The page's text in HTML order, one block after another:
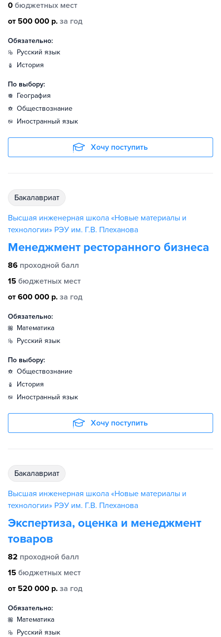
0 бюджетных мест
от 500 000 р. за год
Обязательно:
русский язык
история
По выбору:
география
обществознание
иностранный язык
Хочу поступить
бакалавриат
Высшая инженерная школа «Новые материалы и
технологии» РЭУ им. Г.В. Плеханова
Менеджмент ресторанного бизнеса
86 проходной балл
15 бюджетных мест
от 600 000 р. за год
Обязательно:
математика
русский язык
По выбору:
обществознание
история
иностранный язык
Хочу поступить
бакалавриат
Высшая инженерная школа «Новые материалы и
технологии» РЭУ им. Г.В. Плеханова
Экспертиза​, оценка и менеджмент
товаров
82 проходной балл
15 бюджетных мест
от 520 000 р. за год
Обязательно:
математика
русский язык